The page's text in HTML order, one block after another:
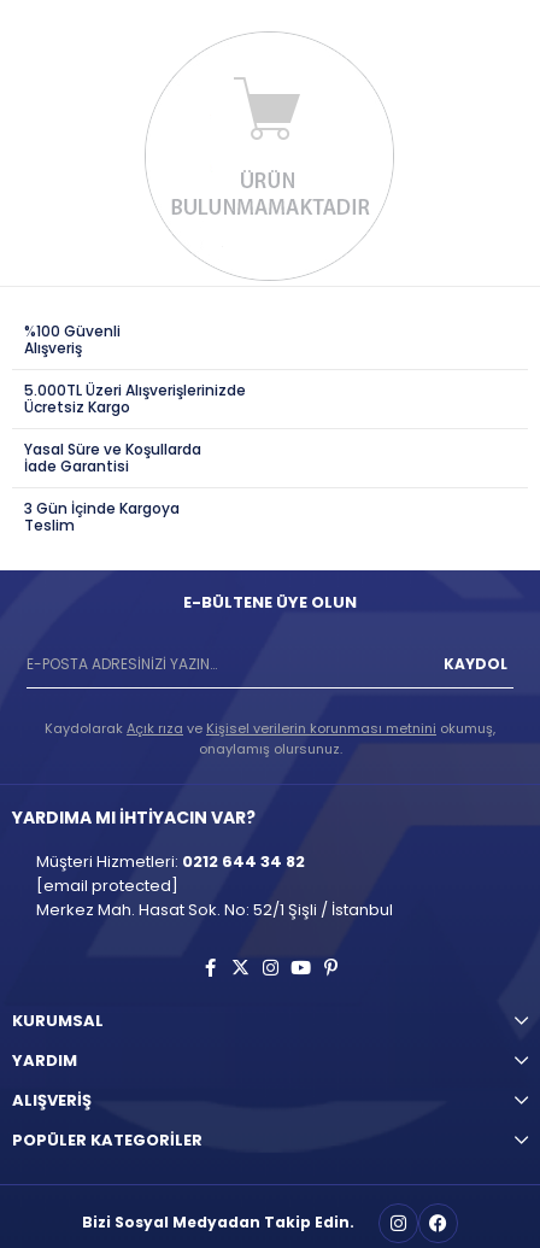
%100 Güvenli
Alışveriş
5.000TL Üzeri Alışverişlerinizde
Ücretsiz Kargo
Yasal Süre ve Koşullarda
İade Garantisi
3 Gün İçinde Kargoya
Teslim
E-BÜLTENE ÜYE OLUN
KAYDOL
KaydolarakAçık rıza ve Kişisel verilerin korunması metnini okumuş,
onaylamış olursunuz.
YARDIMA MI İHTİYACIN VAR?
Müşteri Hizmetleri: 0212 644 34 82
[email protected]
Merkez Mah. Hasat Sok. No: 52/1 Şişli / İstanbul
KURUMSAL
YARDIM
ALIŞVERİŞ
POPÜLER KATEGORİLER
Bizi Sosyal Medyadan Takip Edin.